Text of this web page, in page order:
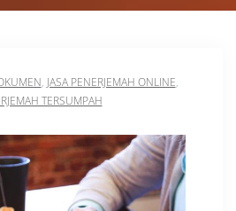
, JASA PENERJEMAH ONLINE,
TERSUMPAH